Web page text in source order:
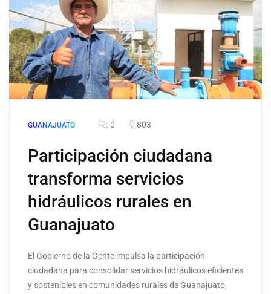
GUANAJUATO 0 803
Participación ciudadana
transforma servicios
hidráulicos rurales en
Guanajuato
El Gobierno de la Gente impulsa la participación
ciudadana para consolidar servicios hidráulicos eficientes
y sostenibles en comunidades rurales de Guanajuato,